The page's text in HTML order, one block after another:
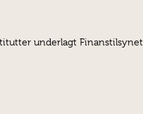
underlagt Finanstilsynet.